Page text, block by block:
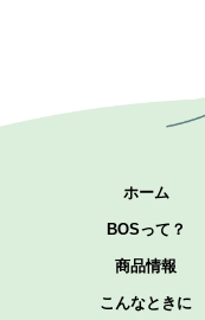
ホーム
BOSって？
商品情報
こんなときに